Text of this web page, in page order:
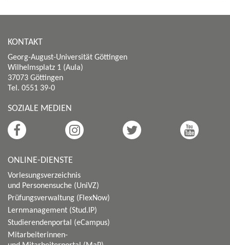
KONTAKT
Georg-August-Universität Göttingen
Wilhelmsplatz 1 (Aula)
37073 Göttingen
Tel. 0551 39-0
SOZIALE MEDIEN
ONLINE-DIENSTE
Vorlesungsverzeichnis
und Personensuche (UniVZ)
Prüfungsverwaltung (FlexNow)
Lernmanagement (Stud.IP)
Studierendenportal (eCampus)
Mitarbeiterinnen-